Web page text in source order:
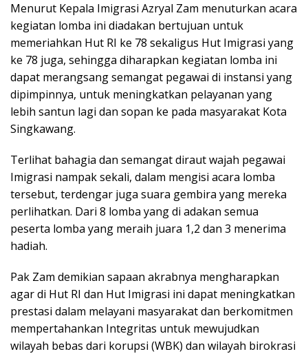
Menurut Kepala Imigrasi Azryal Zam menuturkan acara
kegiatan lomba ini diadakan bertujuan untuk
memeriahkan Hut RI ke 78 sekaligus Hut Imigrasi yang
ke 78 juga, sehingga diharapkan kegiatan lomba ini
dapat merangsang semangat pegawai di instansi yang
dipimpinnya, untuk meningkatkan pelayanan yang
lebih santun lagi dan sopan ke pada masyarakat Kota
Singkawang.
Terlihat bahagia dan semangat diraut wajah pegawai
Imigrasi nampak sekali, dalam mengisi acara lomba
tersebut, terdengar juga suara gembira yang mereka
perlihatkan. Dari 8 lomba yang di adakan semua
peserta lomba yang meraih juara 1,2 dan 3 menerima
hadiah.
Pak Zam demikian sapaan akrabnya mengharapkan
agar di Hut RI dan Hut Imigrasi ini dapat meningkatkan
prestasi dalam melayani masyarakat dan berkomitmen
mempertahankan Integritas untuk mewujudkan
wilayah bebas dari korupsi (WBK) dan wilayah birokrasi